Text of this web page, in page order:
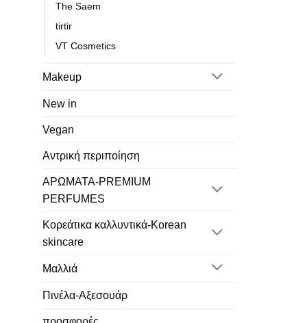
The Saem
tirtir
VT Cosmetics
Makeup
New in
Vegan
Αντρική περιποίηση
ΑΡΩΜΑΤΑ-PREMIUM
PERFUMES
Κορεάτικα καλλυντικά-Korean
skincare
Μαλλιά
Πινέλα-Αξεσουάρ